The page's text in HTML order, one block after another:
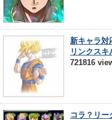
新キャラ対
リンクスキ
721816
コラ？リ